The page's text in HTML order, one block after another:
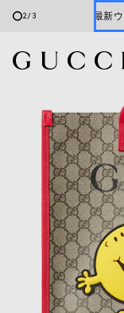
2/3 最新
オ